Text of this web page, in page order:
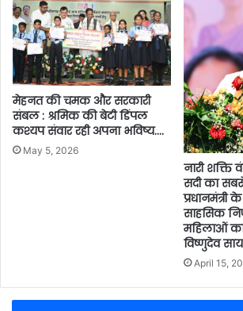
मेहनत की चमक और सरकारी
संबल : श्रमिक की बेटी डिंपल
कश्यप संवार रही अपना भविष्य….
May 5, 2026
नारी शक्ति
सदी का
प्रधानमंत्री
साहसिक
महिलाओं
विष्णुदेव
April 15,